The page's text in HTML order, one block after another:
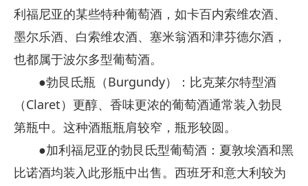
利福尼亚的某些特种葡萄酒，如卡百内索维农酒、
墨尔乐酒、白索维农酒、塞米翁酒和津芬德尔酒，
也都属于波尔多型葡萄酒。
●勃艮氐瓶（Burgundy）：比克莱尔特型酒
（Claret）更醇、香味更浓的葡萄酒通常装入勃艮
第瓶中。这种酒瓶瓶肩较窄，瓶形较圆。
●加利福尼亚的勃艮氐型葡萄酒：夏敦埃酒和黑
比诺酒均装入此形瓶中出售。西班牙和意大利较为